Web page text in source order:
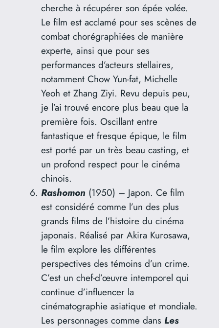
cherche à récupérer son épée volée.
Le film est acclamé pour ses scènes de
combat chorégraphiées de manière
experte, ainsi que pour ses
performances d’acteurs stellaires,
notamment Chow Yun-fat, Michelle
Yeoh et Zhang Ziyi. Revu depuis peu,
je l’ai trouvé encore plus beau que la
première fois. Oscillant entre
fantastique et fresque épique, le film
est porté par un très beau casting, et
un profond respect pour le cinéma
chinois.
Rashomon (1950) – Japon. Ce film
est considéré comme l’un des plus
grands films de l’histoire du cinéma
japonais. Réalisé par Akira Kurosawa,
le film explore les différentes
perspectives des témoins d’un crime.
C’est un chef-d’œuvre intemporel qui
continue d’influencer la
cinématographie asiatique et mondiale.
Les personnages comme dans Les